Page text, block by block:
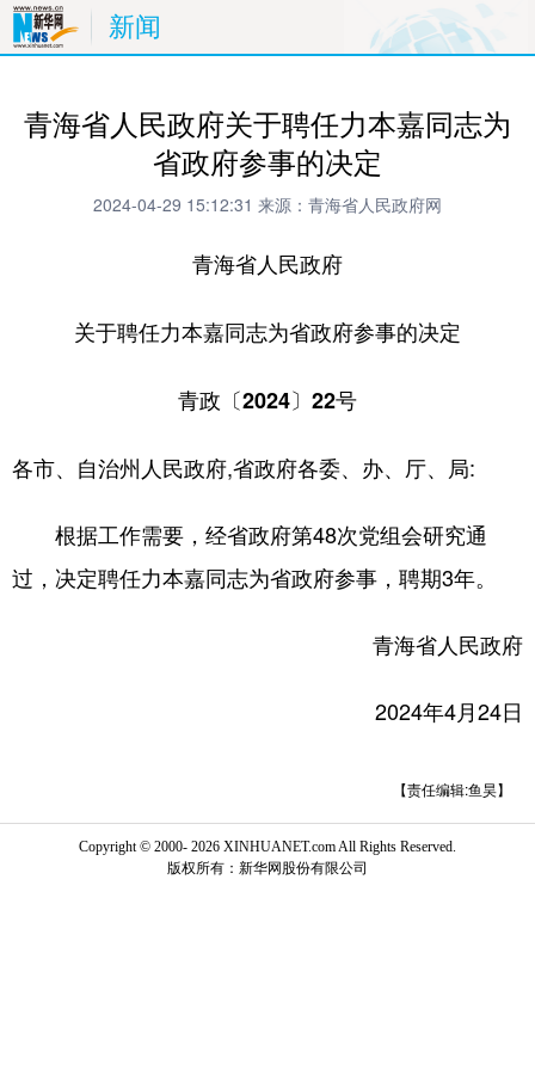
新闻
青海省人民政府关于聘任力本嘉同志为
省政府参事的决定
2024-04-29 15:12:31 来源：青海省人民政府网
青海省人民政府
关于聘任力本嘉同志为省政府参事的决定
青政〔2024〕22号
各市、自治州人民政府,省政府各委、办、厅、局:
根据工作需要，经省政府第48次党组会研究通
过，决定聘任力本嘉同志为省政府参事，聘期3年。
青海省人民政府
2024年4月24日
【责任编辑:鱼昊】
Copyright © 2000- 2026 XINHUANET.com All Rights Reserved.
版权所有：新华网股份有限公司